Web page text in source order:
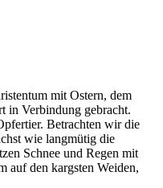
mit Ostern, dem
in Verbindung gebracht.
Betrachten wir die
wie langmütig die
Schnee und Regen mit
auf den kargsten Weiden,